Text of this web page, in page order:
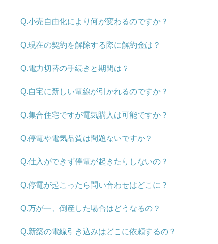
よくある質問 会社案内 おりづるNEWS
Q.小売自由化により何が変わるのですか？
Q.現在の契約を解除する際に解約金は？
Q.電力切替の手続きと期間は？
Q.自宅に新しい電線が引かれるのですか？
Q.集合住宅ですが電気購入は可能ですか？
Q.停電や電気品質は問題ないですか？
Q.仕入ができず停電が起きたりしないの？
Q.停電が起こったら問い合わせはどこに？
Q.万が一、倒産した場合はどうなるの？
Q.新築の電線引き込みはどこに依頼するの？